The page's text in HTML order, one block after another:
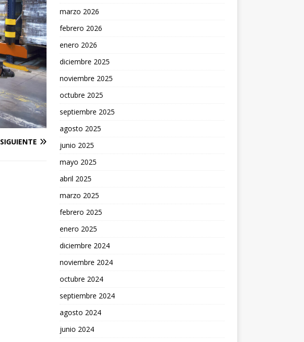
SIGUIENTE
marzo 2026
febrero 2026
enero 2026
diciembre 2025
noviembre 2025
octubre 2025
septiembre 2025
agosto 2025
junio 2025
mayo 2025
abril 2025
marzo 2025
febrero 2025
enero 2025
diciembre 2024
noviembre 2024
octubre 2024
septiembre 2024
agosto 2024
junio 2024